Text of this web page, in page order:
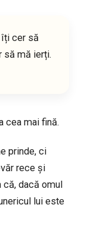
cer să
să mă ierți.
cea mai fină.
prinde, ci
rece și
că, dacă omul
lui este